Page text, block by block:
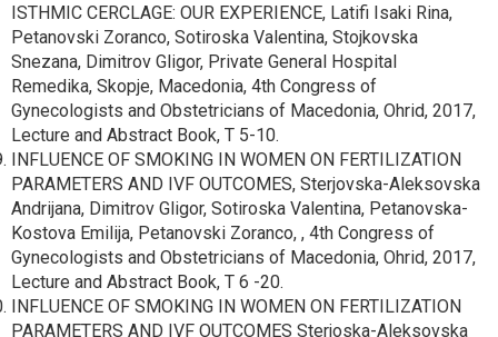
ISTHMIC CERCLAGE: OUR EXPERIENCE, Latifi Isaki Rina,
Petanovski Zoranco, Sotiroska Valentina, Stojkovska
Snezana, Dimitrov Gligor, Private General Hospital
Remedika, Skopje, Macedonia, 4th Congress of
Gynecologists and Obstetricians of Macedonia, Ohrid, 2017,
Lecture and Abstract Book, T 5-10.
INFLUENCE OF SMOKING IN WOMEN ON FERTILIZATION
PARAMETERS AND IVF OUTCOMES, Sterjovska-Aleksovska
Andrijana, Dimitrov Gligor, Sotiroska Valentina, Petanovska-
Kostova Emilija, Petanovski Zoranco, , 4th Congress of
Gynecologists and Obstetricians of Macedonia, Ohrid, 2017,
Lecture and Abstract Book, T 6 -20.
INFLUENCE OF SMOKING IN WOMEN ON FERTILIZATION
PARAMETERS AND IVF OUTCOMES Sterjoska-Aleksovska